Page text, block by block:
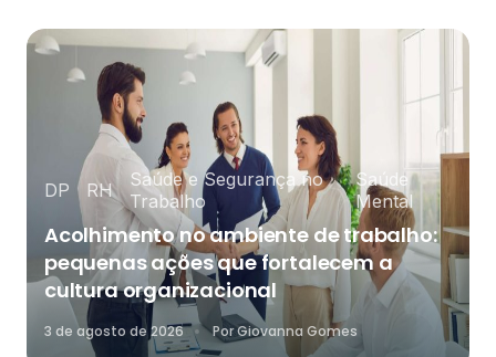
DP RH
Saúde e Segurança no
Trabalho
Saúde
Mental
Acolhimento no ambiente de trabalho:
pequenas ações que fortalecem a
cultura organizacional
3 de agosto de 2026 PorGiovanna Gomes